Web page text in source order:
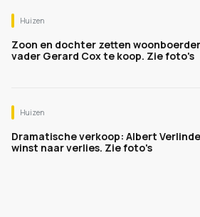
Huizen
Zoon en dochter zetten
vader Gerard Cox te koop. Zie foto's
Huizen
Dramatische verkoop: Albert
winst naar verlies. Zie foto's